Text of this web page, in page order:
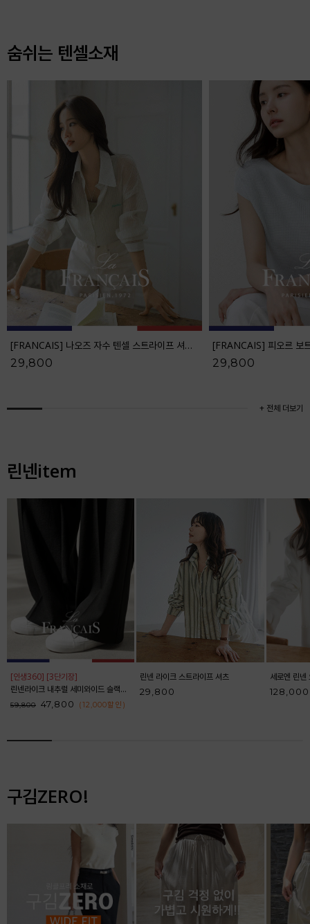
숨쉬는 텐셀소재
[FRANCAIS] 나오즈 자수 텐셀 스트라이프 셔츠_F6S278SH
29,800
29,800
+ 전체 더보기
린넨item
[인생360] [3단기장]
린넨라이크 내추럴 세미와이드 슬랙스_F6S164SL
59,800 47,800 (12,000할인 )
린넨 라이크 스트라이프 셔츠
29,800
세로엔 린
128,000
구김ZERO!